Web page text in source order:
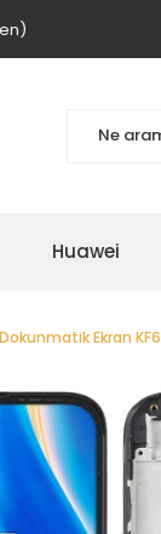
Huawei
Ekran KF6